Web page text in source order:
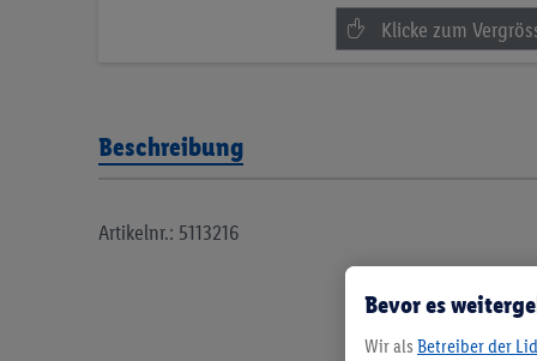
Beschreibung
Artikelnr.: 5113216
Bevor es
Wir als Betreiber der